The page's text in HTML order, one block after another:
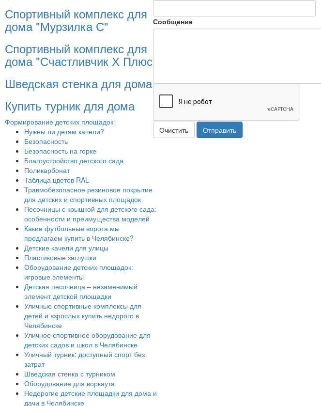
Спортивный комплекс для
дома "Мурзилка С"
Спортивный комплекс для
дома "Счастливчик Х Плюс"
Шведская стенка для дома
Купить турник для дома
Формирование детских площадок
Нужны ли детям качели?
Безопасность
Безопасность на горке
Благоустройство детского сада
Поликарбонат
Таблица цветов RAL
Травмобезопасное резиновое покрытие
для детских и спортивных площадок
Песочницы с крышкой для детского сада:
особенности и преимущества моделей
Какие футбольные ворота мы
предлагаем купить в Челябинске?
Детские качели для улицы
Пластиковые заглушки
Оборудование детских площадок:
игровые элементы
Детская песочница – незаменимый
элемент детской площадки
Уличные спортивные комплексы для
детей и взрослых купить недорого в
Челябинске
Уличное спортивное оборудование для
детских садов и школ в Челябинске
Уличный турник: доступный спорт без
затрат
Шведская стенка с турником
Оборудование для воркаута
Недорогие детские площадки для дома и
дачи в Челябинске
Сообщение
Очистить Отправить